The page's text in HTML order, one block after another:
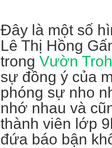
Đây là một số
Lê Thị Hồng
trong Vườn
sự đồng ý của
phóng sự nho
nhớ nhau và
thành viên lớp
đứa báo bận